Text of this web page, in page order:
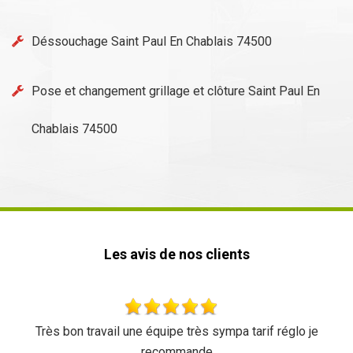
Déssouchage Saint Paul En Chablais 74500
Pose et changement grillage et clôture Saint Paul En
Chablais 74500
Les avis de nos clients
très sympa tarif réglo je
Rapide et efficace,